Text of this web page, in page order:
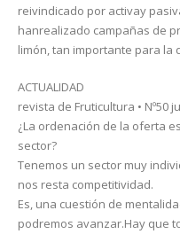
reivindicado por activay
hanrealizado campañas de
limón, tan importante para la
ACTUALIDAD
revista de Fruticultura • Nº50
¿La ordenación de la oferta
sector?
Tenemos un sector muy
nos resta competitividad.
Es, una cuestión de
podremos avanzar.Hay que